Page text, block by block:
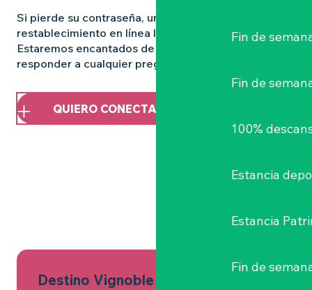
Fin de
Fin de
100%
Estancia
Estancia
Fin de
Si pierde su contraseña, una simple solicitud o un
restablecimiento en línea le devolverán el acceso.
Estaremos encantados de ayudarle a empezar y
responder a cualquier pregunta que pueda tener.
QUIERO CONECTAR
Destino Vignoble Nantais